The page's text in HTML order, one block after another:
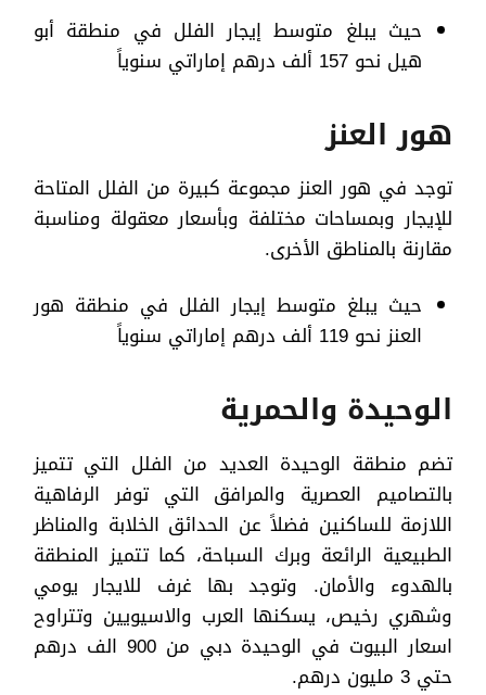
حيث يبلغ متوسط إيجار الفلل في منطقة أبو
هيل نحو 157 ألف درهم إماراتي سنوياً
هور العنز
توجد في هور العنز مجموعة كبيرة من الفلل المتاحة
للإيجار وبمساحات مختلفة وبأسعار معقولة ومناسبة
مقارنة بالمناطق الأخرى.
حيث يبلغ متوسط إيجار الفلل في منطقة هور
العنز نحو 119 ألف درهم إماراتي سنوياً
الوحيدة والحمرية
تضم منطقة الوحيدة العديد من الفلل التي تتميز
بالتصاميم العصرية والمرافق التي توفر الرفاهية
اللازمة للساكنين فضلاً عن الحدائق الخلابة والمناظر
الطبيعية الرائعة وبرك السباحة، كما تتميز المنطقة
بالهدوء والأمان. وتوجد بها غرف للايجار يومي
وشهري رخيص، يسكنها العرب والاسيويين وتتراوح
اسعار البيوت في الوحيدة دبي من 900 الف درهم
حتي 3 مليون درهم.